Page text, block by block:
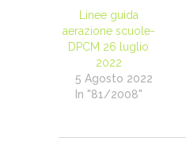
Linee guida
aerazione scuole-
DPCM 26 luglio
2022
5 Agosto 2022
In "81/2008"